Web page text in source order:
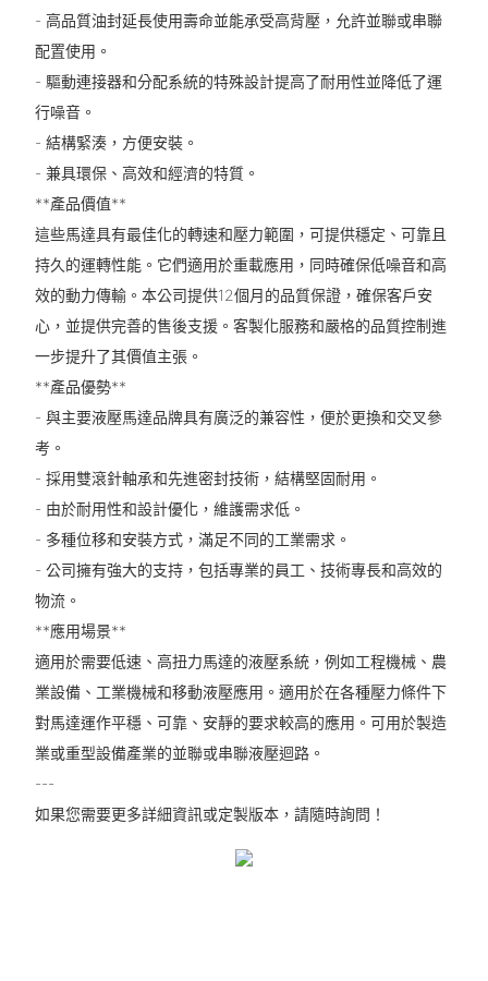
- 高品質油封延長使用壽命並能承受高背壓，允許並聯或串聯
配置使用。
- 驅動連接器和分配系統的特殊設計提高了耐用性並降低了運
行噪音。
- 結構緊湊，方便安裝。
- 兼具環保、高效和經濟的特質。
**產品價值**
這些馬達具有最佳化的轉速和壓力範圍，可提供穩定、可靠且
持久的運轉性能。它們適用於重載應用，同時確保低噪音和高
效的動力傳輸。本公司提供12個月的品質保證，確保客戶安
心，並提供完善的售後支援。客製化服務和嚴格的品質控制進
一步提升了其價值主張。
**產品優勢**
- 與主要液壓馬達品牌具有廣泛的兼容性，便於更換和交叉參
考。
- 採用雙滾針軸承和先進密封技術，結構堅固耐用。
- 由於耐用性和設計優化，維護需求低。
- 多種位移和安裝方式，滿足不同的工業需求。
- 公司擁有強大的支持，包括專業的員工、技術專長和高效的
物流。
**應用場景**
適用於需要低速、高扭力馬達的液壓系統，例如工程機械、農
業設備、工業機械和移動液壓應用。適用於在各種壓力條件下
對馬達運作平穩、可靠、安靜的要求較高的應用。可用於製造
業或重型設備產業的並聯或串聯液壓迴路。
---
如果您需要更多詳細資訊或定製版本，請隨時詢問！